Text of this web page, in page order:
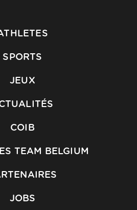
SPORTS
JEUX
COIB
TEAM BELGIUM
JOBS